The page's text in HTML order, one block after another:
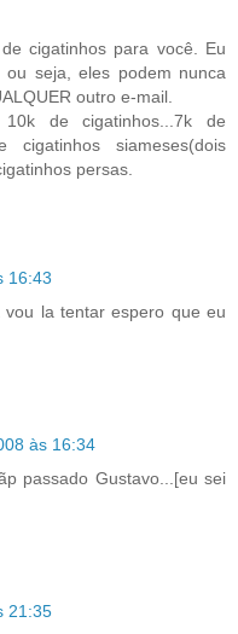
cigatinhos para você. Eu
seja, eles podem nunca
outro e-mail.
de cigatinhos...7k de
siameses(dois
persas.
16:43
la tentar espero que eu
às 16:34
passado Gustavo...[eu sei
21:35